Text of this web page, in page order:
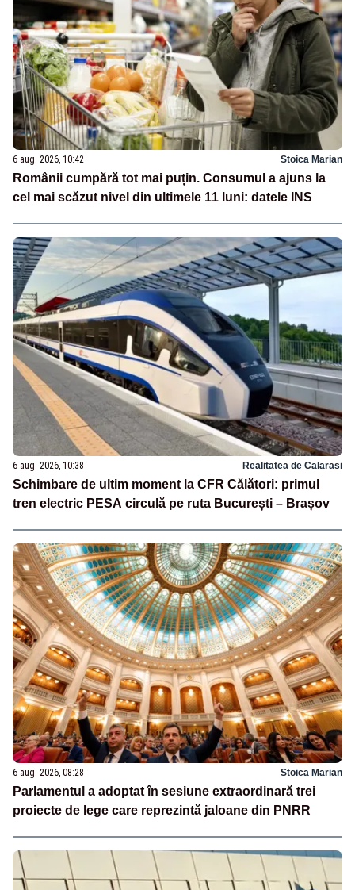
6 aug. 2026, 10:42 Stoica Marian
Românii cumpără tot mai puțin. Consumul a ajuns la
cel mai scăzut nivel din ultimele 11 luni: datele INS
6 aug. 2026, 10:38 Realitatea de Calarasi
Schimbare de ultim moment la CFR Călători: primul
tren electric PESA circulă pe ruta București – Brașov
6 aug. 2026, 08:28 Stoica Marian
Parlamentul a adoptat în sesiune extraordinară trei
proiecte de lege care reprezintă jaloane din PNRR